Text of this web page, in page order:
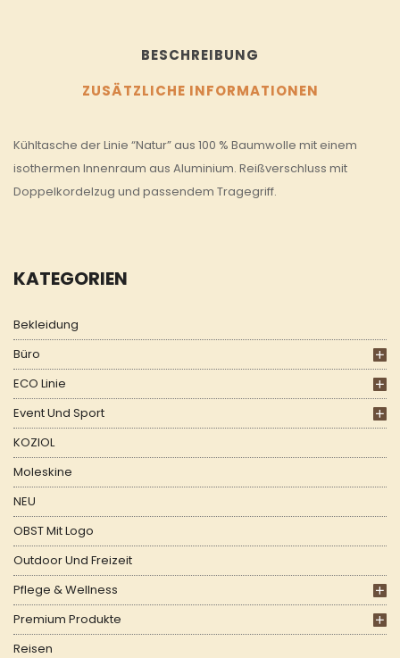
KATEGORIEN
Bekleidung
Büro
ECO Linie
Event Und Sport
KOZIOL
Moleskine
NEU
OBST Mit Logo
Outdoor Und Freizeit
Pflege & Wellness
Premium Produkte
Reisen
BESCHREIBUNG
ZUSÄTZLICHE INFORMATIONEN
Kühltasche der Linie “Natur” aus 100 % Baumwolle mit einem
isothermen Innenraum aus Aluminium. Reißverschluss mit
Doppelkordelzug und passendem Tragegriff.